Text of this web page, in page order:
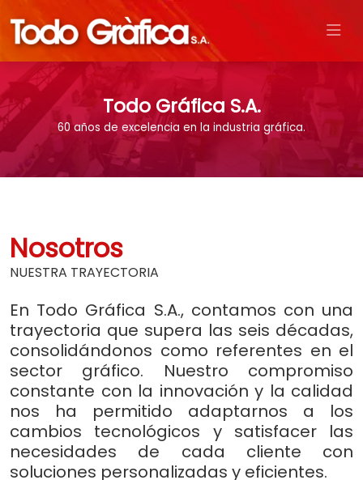
Todo Gráfica S.A.
60 años de excelencia en la industria gráfica.
Nosotros
NUESTRA TRAYECTORIA
En Todo Gráfica S.A., contamos con una
trayectoria que supera las seis décadas,
consolidándonos como referentes en el
sector gráfico. Nuestro compromiso
constante con la innovación y la calidad
nos ha permitido adaptarnos a los
cambios tecnológicos y satisfacer las
necesidades de cada cliente con
soluciones personalizadas y eficientes.